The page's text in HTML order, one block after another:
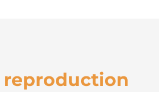
reproduction